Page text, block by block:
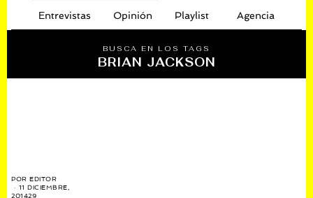
Entrevistas Opinión Playlist Agencia
BUSCA EN LOS TAGS
BRIAN JACKSON
POREDITOR
11 DICIEMBRE,
201429